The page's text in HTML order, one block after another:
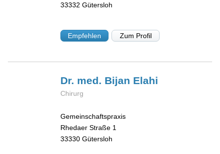
33332 Gütersloh
Empfehlen Zum Profil
Dr. med. Bijan Elahi
Chirurg
Gemeinschaftspraxis
Rhedaer Straße 1
33330 Gütersloh